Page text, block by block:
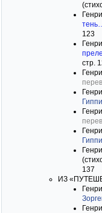
123
стр.
137
ИЗ